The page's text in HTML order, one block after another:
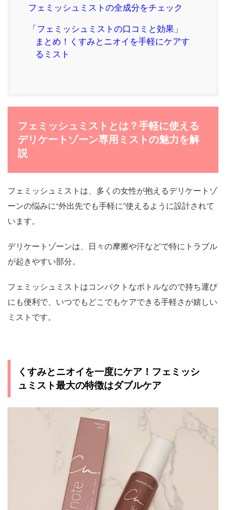
フェミッシュミストの全成分をチェック
「フェミッシュミストの口コミと効果」
まとめ！くすみとニオイを手軽にケアす
るミスト
フェミッシュミストとは？手軽に使える
デリケートゾーン専用ミストの魅力を解
説
フェミッシュミストは、多くの女性が抱えるデリケートゾ
ーンの悩みに“外出先でも手軽に”使えるように設計されて
います。
デリケートゾーンは、日々の摩擦や汗などで特にトラブル
が起きやすい部分。
フェミッシュミストはコンパクトなボトルなので持ち運び
にも便利で、いつでもどこでもケアできる手軽さが嬉しい
ミストです。
くすみとニオイを一度にケア！フェミッシ
ュミスト最大の特徴はダブルケア